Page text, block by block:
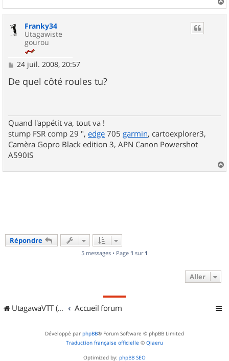
a
Franky34
Utagawiste
gourou
M
s
s
24 juil. 2008, 20:57
De quel côté roules tu?
Quand l'appétit va, tout va !
stump FSR comp 29 ", edge 705 garmin, cartoexplorer3,
Camèra Gopro Black edition 3, APN Canon Powershot
A590IS
a
Répondre
5 messages • Page 1 sur 1
Aller
UtagawaVTT (Randos VTT et VTTAE avec traces GPS) Accueil forum
Développé par phpBB® Forum Software © phpBB Limited
Traduction française officielle © Qiaeru
Optimized by: phpBB SEO